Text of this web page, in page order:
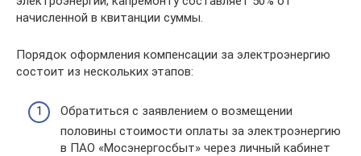
начисленной в квитанции суммы.
Порядок оформления компенсации за электроэнергию
состоит из нескольких этапов:
Обратиться с заявлением о возмещении
половины стоимости оплаты за электроэнергию
в ПАО «Мосэнергосбыт» через личный кабинет